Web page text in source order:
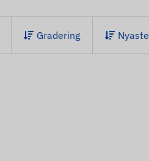
Gradering Nyaste